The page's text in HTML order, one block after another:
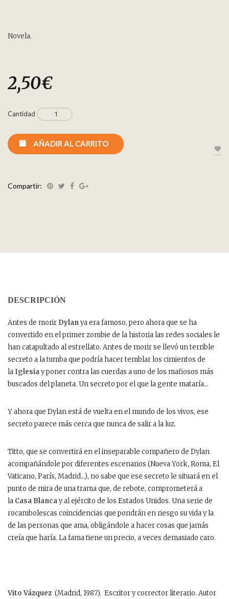
Novela.
2,50€
Cantidad
AÑADIR AL CARRITO
Compartir:
DESCRIPCIÓN
Antes de morir Dylanya era famoso, pero ahora que se ha
convertido en el primer zombie de la historia las redes sociales le
han catapultado al estrellato. Antes de morir se llevó un terrible
secreto a la tumba que podría hacer temblar los cimientos de
la Iglesiay poner contra las cuerdas a uno de los mafiosos más
buscados del planeta. Un secreto por el que la gente mataría…
Y ahora que Dylan está de vuelta en el mundo de los vivos, ese
secreto parece más cerca que nunca de salir a la luz.
Titto, que se convertirá en el inseparable compañero de Dylan
acompañándole por diferentes escenarios (Nueva York, Roma, El
Vaticano, París, Madrid…), no sabe que ese secreto le situará en el
punto de mira de una trama que, de rebote, comprometerá a
la Casa Blancay al ejército de los Estados Unidos. Una serie de
rocambolescas coincidencias que pondrán en riesgo su vida y la
de las personas que ama, obligándole a hacer cosas que jamás
creía que haría. La fama tiene un precio, a veces demasiado caro.
Vito Vázquez (Madrid, 1987). Escritor y corrector literario. Autor